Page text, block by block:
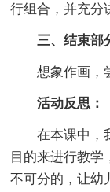
行组合，并充分
三、结束部
想象作画，
活动反思：
在本课中，
目的来进行教学
不可分的，让幼